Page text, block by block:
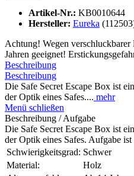
Artikel-Nr.: KB0010644
Hersteller: Eureka
Achtung! Wegen
Jahren geeignet!
Beschreibung
Beschreibung
Die Safe Secret Escape Box ist
der Optik eines Safes.... mehr
Menü schließen
Beschreibung / Aufgabe
Die Safe Secret Escape Box ist
der Optik eines Safes. Aufgabe
Schwierigkeitsgrad: Schwer
Material:
Holz